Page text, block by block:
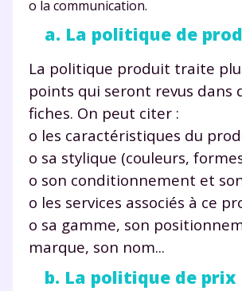
o la communication.
a. La politique de
La politique produit traite
points qui seront revus dans
fiches. On peut citer :
o les caractéristiques du
o sa stylique (couleurs,
o son conditionnement et
o les services associés à ce
o sa gamme, son
marque, son nom...
b. La politique de prix